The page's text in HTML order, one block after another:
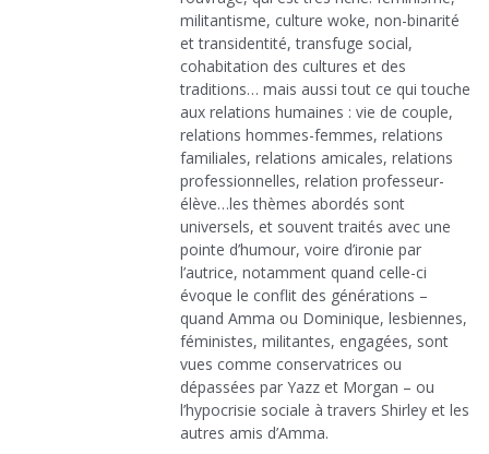
militantisme, culture woke, non-binarité
et transidentité, transfuge social,
cohabitation des cultures et des
traditions… mais aussi tout ce qui touche
aux relations humaines : vie de couple,
relations hommes-femmes, relations
familiales, relations amicales, relations
professionnelles, relation professeur-
élève…les thèmes abordés sont
universels, et souvent traités avec une
pointe d’humour, voire d’ironie par
l’autrice, notamment quand celle-ci
évoque le conflit des générations –
quand Amma ou Dominique, lesbiennes,
féministes, militantes, engagées, sont
vues comme conservatrices ou
dépassées par Yazz et Morgan – ou
l’hypocrisie sociale à travers Shirley et les
autres amis d’Amma.